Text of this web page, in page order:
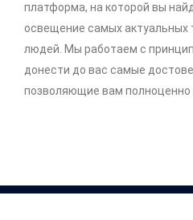
платформа, на которой вы
освещение самых
людей. Мы работаем с
донести до вас самые
позволяющие вам полноценно